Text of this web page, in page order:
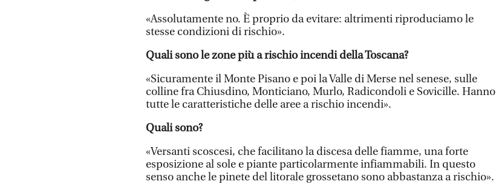
«Assolutamente no. È proprio da evitare: altrimenti riproduciamo le
stesse condizioni di rischio».
Quali sono le zone più a rischio incendi della Toscana?
«Sicuramente il Monte Pisano e poi la Valle di Merse nel senese, sulle
colline fra Chiusdino, Monticiano, Murlo, Radicondoli e Sovicille. Hanno
tutte le caratteristiche delle aree a rischio incendi».
Quali sono?
«Versanti scoscesi, che facilitano la discesa delle fiamme, una forte
esposizione al sole e piante particolarmente infiammabili. In questo
senso anche le pinete del litorale grossetano sono abbastanza a rischio».